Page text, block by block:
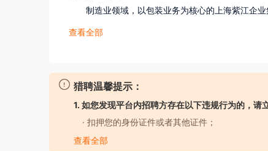
制造业领域，以包装业务为核心的上海紫江企
高新区领域，主要从事紫竹国家高新技术产业
查看全部
猎聘温馨提示：
1. 如您发现平台内招聘方存在以下违规行为的，请
· 扣押您的身份证件或者其他证件；
· 要求您提供担保人、担保金或者以其他名义向
查看全部